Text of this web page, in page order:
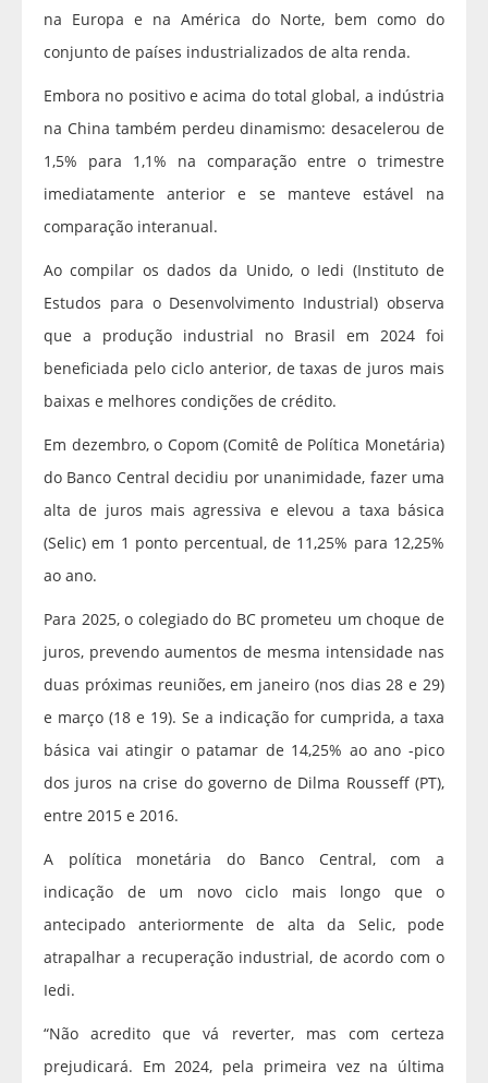
na Europa e na América do Norte, bem como do
conjunto de países industrializados de alta renda.
Embora no positivo e acima do total global, a indústria
na China também perdeu dinamismo: desacelerou de
1,5% para 1,1% na comparação entre o trimestre
imediatamente anterior e se manteve estável na
comparação interanual.
Ao compilar os dados da Unido, o Iedi (Instituto de
Estudos para o Desenvolvimento Industrial) observa
que a produção industrial no Brasil em 2024 foi
beneficiada pelo ciclo anterior, de taxas de juros mais
baixas e melhores condições de crédito.
Em dezembro, o Copom (Comitê de Política Monetária)
do Banco Central decidiu por unanimidade, fazer uma
alta de juros mais agressiva e elevou a taxa básica
(Selic) em 1 ponto percentual, de 11,25% para 12,25%
ao ano.
Para 2025, o colegiado do BC prometeu um choque de
juros, prevendo aumentos de mesma intensidade nas
duas próximas reuniões, em janeiro (nos dias 28 e 29)
e março (18 e 19). Se a indicação for cumprida, a taxa
básica vai atingir o patamar de 14,25% ao ano -pico
dos juros na crise do governo de Dilma Rousseff (PT),
entre 2015 e 2016.
A política monetária do Banco Central, com a
indicação de um novo ciclo mais longo que o
antecipado anteriormente de alta da Selic, pode
atrapalhar a recuperação industrial, de acordo com o
Iedi.
“Não acredito que vá reverter, mas com certeza
prejudicará. Em 2024, pela primeira vez na última